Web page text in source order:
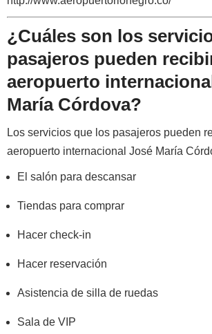
¿Cuáles son los
pasajeros pueden
aeropuerto
María Córdova?
Los servicios que los pasajeros pueden
aeropuerto internacional José María
El salón para descansar
Tiendas para comprar
Hacer check-in
Hacer reservación
Asistencia de silla de ruedas
Sala de VIP